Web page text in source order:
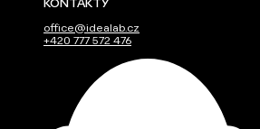
KONTAKTY
office@idealab.cz
+420 777 572 476